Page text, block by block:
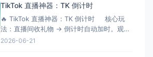
能够增加直播的趣味性，还能有效延长观众
停留时间，提升直播间的活跃度和收益。 什
么是三角洲解密大师模拟器？
TikTok 直播神器：TK 倒计时
🔥 TikTok 直播神器：TK 倒计时 核心玩
法：直播间收礼物 → 倒计时自动加时。观众
刷得越猛，直播/挑战时间越长！完美适配
2026-06-21